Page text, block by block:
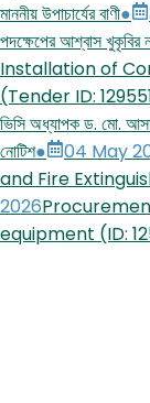
মাননীয় উপাচার্যের বাণী●
পদক্ষেপের আশ্বাস খুকৃবির
Installation of
(Tender ID:
ভিসি অধ্যাপক ড. মো.
নোটিশ● 04 May
and Fire
2026
equipment (ID: